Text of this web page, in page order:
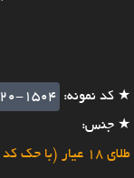
★ کد نمونه: 20-1504
★ جنس:
طلای 18 عیار (با حک کد طلای 18 عیار پشت کار)